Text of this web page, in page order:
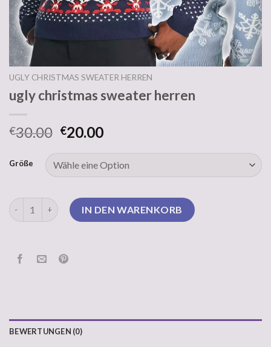
UGLY CHRISTMAS SWEATER HERREN
ugly christmas sweater herren
€30.00 €20.00
Größe
ugly christmas sweater herren Menge
IN DEN WARENKORB
BEWERTUNGEN (0)